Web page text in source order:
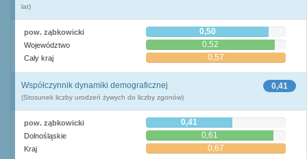
lat)
pow. ząbkowicki 0,50
Województwo 0,52
Cały kraj 0,57
0,41
Współczynnik dynamiki demograficznej
(Stosunek liczby urodzeń żywych do liczby zgonów)
pow. ząbkowicki 0,41
Dolnośląskie 0,61
Kraj 0,67